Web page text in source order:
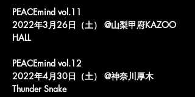
PEACEmind vol.11
2022年3月26日（土） @山梨甲府KAZOO
HALL
PEACEmind vol.12
2022年4月30日（土） @神奈川厚木
Thunder Snake